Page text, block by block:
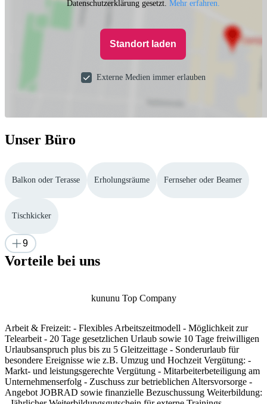
Datenschutzerklärung gesetzt. Mehr erfahren.
Standort laden
Externe Medien immer erlauben
Unser Büro
Balkon oder Terasse Erholungsräume Fernseher oder Beamer
Tischkicker
9
Vorteile bei uns
kununu Top Company
Arbeit & Freizeit: - Flexibles Arbeitszeitmodell - Möglichkeit zur
Telearbeit - 20 Tage gesetzlichen Urlaub sowie 10 Tage freiwilligen
Urlaubsanspruch plus bis zu 5 Gleitzeittage - Sonderurlaub für
besondere Ereignisse wie z.B. Umzug und Hochzeit Vergütung: -
Markt- und leistungsgerechte Vergütung - Mitarbeiterbeteiligung am
Unternehmenserfolg - Zuschuss zur betrieblichen Altersvorsorge -
Angebot JOBRAD sowie finanzielle Bezuschussung Weiterbildung: